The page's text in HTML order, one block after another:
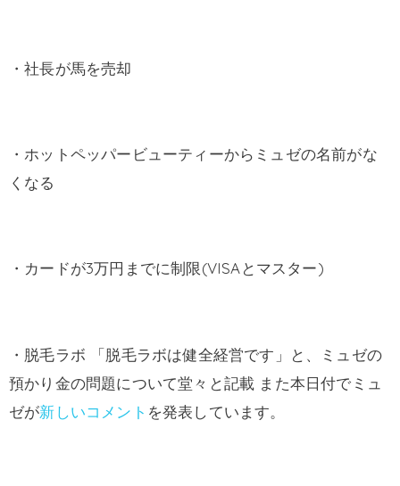
・社長が馬を売却
・ホットペッパービューティーからミュゼの名前がな
くなる
・カードが3万円までに制限(VISAとマスター)
・脱毛ラボ 「脱毛ラボは健全経営です」と、ミュゼの
預かり金の問題について堂々と記載 また本日付でミュ
ゼが新しいコメント を発表しています。